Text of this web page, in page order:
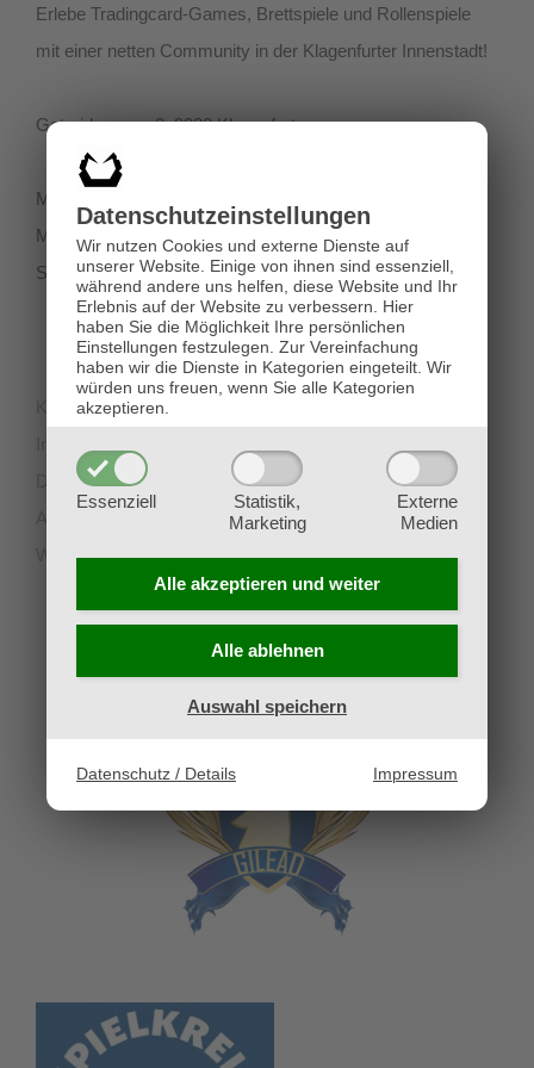
Datenschutz­einstellungen
Wir nutzen Cookies und externe Dienste auf
unserer Website. Einige von ihnen sind essenziell,
während andere uns helfen, diese Website und Ihr
Erlebnis auf der Website zu verbessern. Hier
haben Sie die Möglichkeit Ihre persönlichen
Einstellungen festzulegen. Zur Vereinfachung
haben wir die Dienste in Kategorien eingeteilt. Wir
würden uns freuen, wenn Sie alle Kategorien
akzeptieren.
Essenziell
Statistik,
Marketing
Externe
Medien
Alle akzeptieren und weiter
Alle ablehnen
Auswahl speichern
Datenschutz / Details Impressum
Erlebe Tradingcard-Games, Brettspiele und Rollenspiele
mit einer netten Community in der Klagenfurter Innenstadt!
Getreidegasse 3, 9020 Klagenfurt
Montag-Dienstag 11:00 - 18:00
Mittwoch-Freitag 11:00-19:00
Samstag 12:00 - 18:00
Kontakt
Datenschutz
Widerruf
UNSERE PARTNERVEREINE